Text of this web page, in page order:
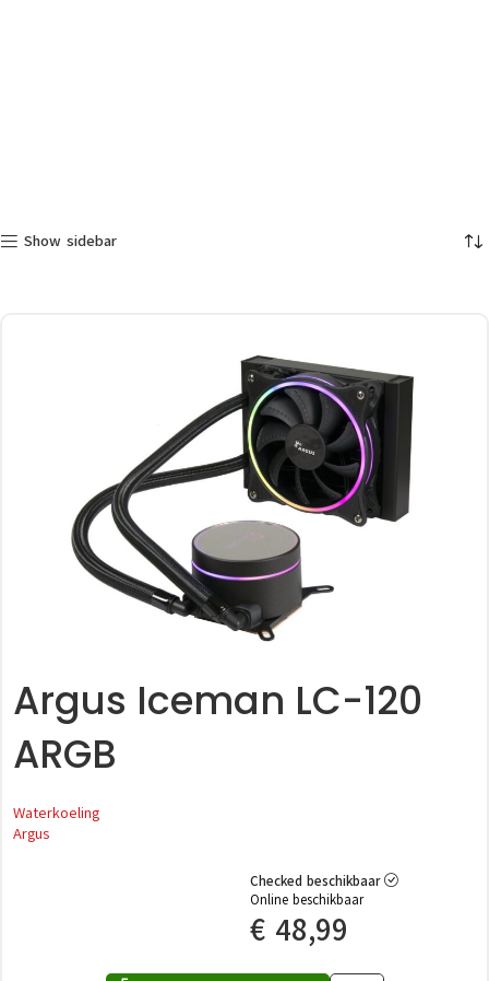
Show sidebar
Argus Iceman LC-120
ARGB
Waterkoeling
Argus
Checked beschikbaar
Online beschikbaar
€ 48,99